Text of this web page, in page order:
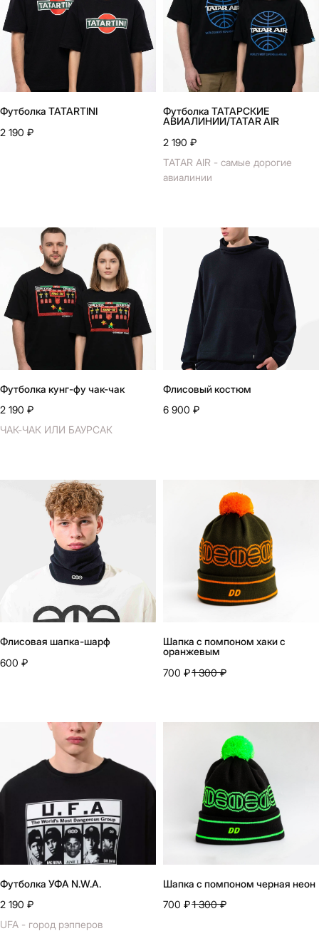
Футболка TATARTINI
2 190 ₽
Футболка ТАТАРСКИЕ
АВИАЛИНИИ/TATAR AIR
2 190 ₽
TATAR AIR - самые дорогие
авиалинии
Футболка кунг-фу чак-чак
2 190 ₽
ЧАК-ЧАК ИЛИ БАУРСАК
Флисовый костюм
6 900 ₽
Флисовая шапка-шарф
600 ₽
Шапка с помпоном хаки с
оранжевым
700 ₽1 300 ₽
Футболка УФА N.W.A.
2 190 ₽
UFA - город рэпперов
Шапка с помпоном черная неон
700 ₽1 300 ₽